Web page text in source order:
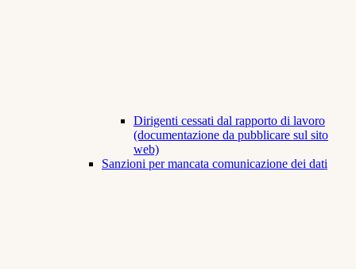
Dirigenti cessati dal rapporto di lavoro
(documentazione da pubblicare sul sito
web)
Sanzioni per mancata comunicazione dei dati